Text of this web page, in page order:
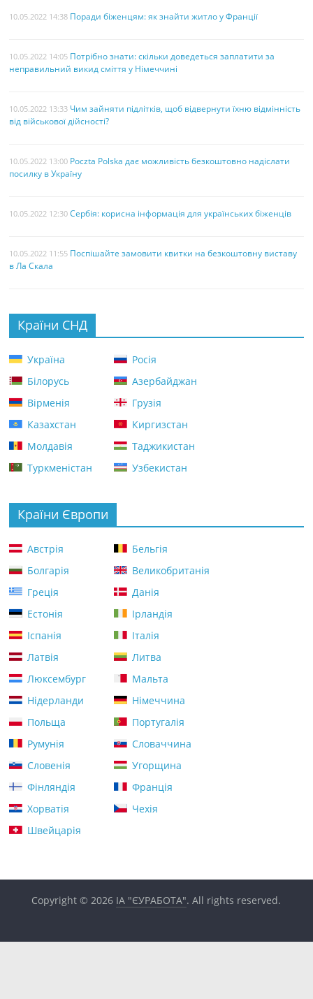
10.05.2022 14:38 Поради біженцям: як знайти житло у Франції
10.05.2022 14:05 Потрібно знати: скільки доведеться заплатити за
неправильний викид сміття у Німеччині
10.05.2022 13:33 Чим зайняти підлітків, щоб відвернути їхню відмінність
від військової дійсності?
10.05.2022 13:00 Poczta Polska дає можливість безкоштовно надіслати
посилку в Україну
10.05.2022 12:30 Сербія: корисна інформація для українських біженців
10.05.2022 11:55 Поспішайте замовити квитки на безкоштовну виставу
в Ла Скала
Країни СНД
Україна
Росія
Білорусь
Азербайджан
Вірменія
Грузія
Казахстан
Киргизстан
Молдавія
Таджикистан
Туркменістан
Узбекистан
Країни Європи
Австрія
Бельгія
Болгарія
Великобританія
Греція
Данія
Естонія
Ірландія
Іспанія
Італія
Латвія
Литва
Люксембург
Мальта
Нідерланди
Німеччина
Польща
Португалія
Румунія
Словаччина
Словенія
Угорщина
Фінляндія
Франція
Хорватія
Чехія
Швейцарія
Copyright © 2026 ІА "ЄУРАБОТА". All rights reserved.